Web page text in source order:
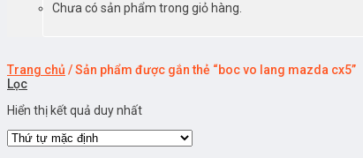
Chưa có sản phẩm trong giỏ hàng.
Trang chủ /Sản phẩm được gắn thẻ “boc vo lang mazda cx5”
Lọc
Hiển thị kết quả duy nhất